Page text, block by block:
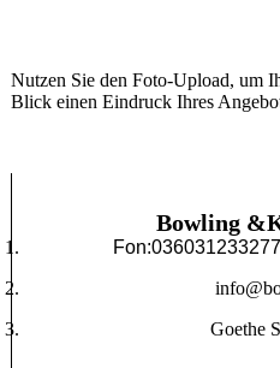
Nutzen Sie den Foto-Upload, um
Blick einen Eindruck Ihres
Bowling
Goethe